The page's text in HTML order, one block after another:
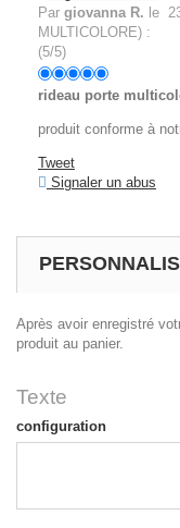
Par giovanna R. le
MULTICOLORE) :
(5/5)
rideau porte
produit conforme à
Tweet
Signaler un abus
Après avoir enregistré
produit au panier.
Texte
configuration